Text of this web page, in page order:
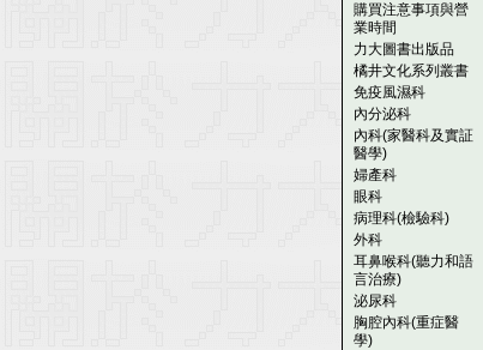
購買注意事項與營
業時間
力大圖書出版品
橘井文化系列叢書
免疫風濕科
內分泌科
內科(家醫科及實証
醫學)
婦產科
眼科
病理科(檢驗科)
外科
耳鼻喉科(聽力和語
言治療)
泌尿科
胸腔內科(重症醫
學)